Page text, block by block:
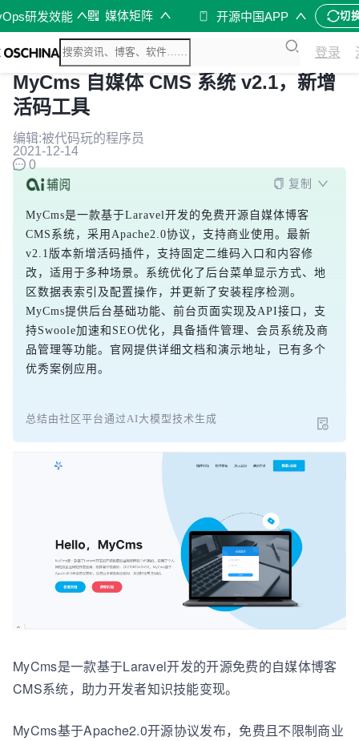
研发效能 媒体矩阵 开源中国APP 切
登录
MyCms 自媒体 CMS 系统 v2.1，新增
活码工具
编辑:被代码玩的程序员
2021-12-14
0
复制
MyCms是一款基于Laravel开发的免费开源自媒体博客
CMS系统，采用Apache2.0协议，支持商业使用。最新
v2.1版本新增活码插件，支持固定二维码入口和内容修
改，适用于多种场景。系统优化了后台菜单显示方式、地
区数据表索引及配置操作，并更新了安装程序检测。
MyCms提供后台基础功能、前台页面实现及API接口，支
持Swoole加速和SEO优化，具备插件管理、会员系统及商
品管理等功能。官网提供详细文档和演示地址，已有多个
优秀案例应用。
总结由社区平台通过AI大模型技术生成
MyCms是一款基于Laravel开发的开源免费的自媒体博客
CMS系统，助力开发者知识技能变现。
MyCms基于Apache2.0开源协议发布，免费且不限制商业